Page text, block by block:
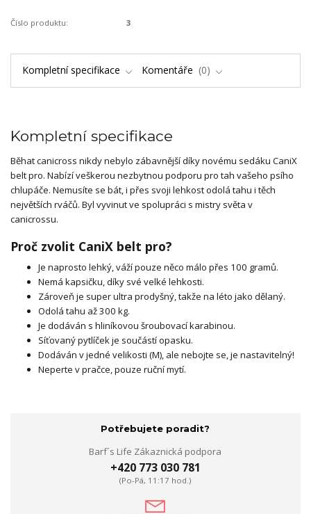
Číslo produktu: 3
Kompletní specifikace Komentáře 0
Kompletní specifikace
Běhat canicross nikdy nebylo zábavnější díky novému sedáku CaniX
belt pro. Nabízí veškerou nezbytnou podporu pro tah vašeho psího
chlupáče. Nemusíte se bát, i přes svoji lehkost odolá tahu i těch
největších rváčů. Byl vyvinut ve spolupráci s mistry světa v
canicrossu.
Proč zvolit CaniX belt pro?
Je naprosto lehký, váží pouze něco málo přes 100 gramů.
Nemá kapsičku, díky své velké lehkosti.
Zároveň je super ultra prodyšný, takže na léto jako dělaný.
Odolá tahu až 300 kg.
Je dodáván s hliníkovou šroubovací karabinou.
Síťovaný pytlíček je součástí opasku.
Dodáván v jedné velikosti (M), ale nebojte se, je nastavitelný!
Neperte v pračce, pouze ruční mytí.
Potřebujete poradit?
Barf´s Life Zákaznická podpora
+420 773 030 781
(Po-Pá, 11:17 hod.)